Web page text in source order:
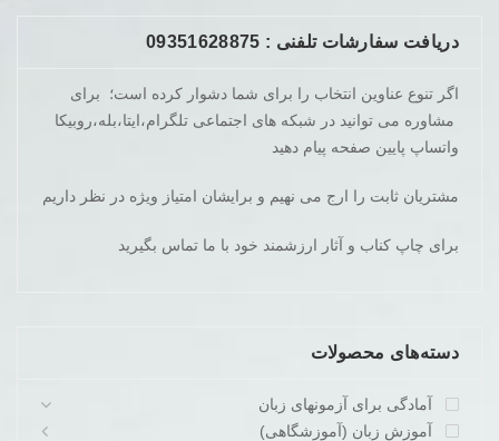
دریافت سفارشات تلفنی : 09351628875
اگر تنوع عناوین انتخاب را برای شما دشوار کرده است؛ برای
مشاوره می توانید در شبکه های اجتماعی تلگرام،ایتا،بله،روبیکا
واتساپ پایین صفحه پیام دهید
مشتریان ثابت را ارج می نهیم و برایشان امتیاز ویژه در نظر داریم
برای چاپ کناب و آثار ارزشمند خود با ما تماس بگیرید
دسته‌های محصولات
آمادگی برای آزمونهای زبان
آموزش زبان (آموزشگاهی)